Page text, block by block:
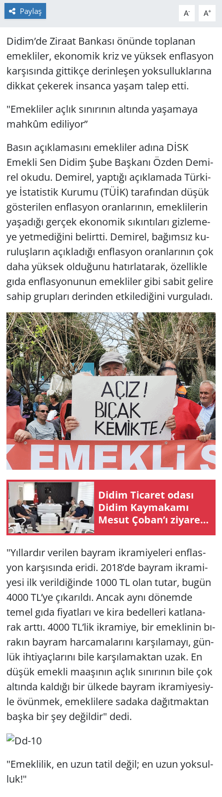
Paylaş A- A+
Didim’de Zi­ra­at Ban­ka­sı önün­de top­la­nan
emek­li­ler, eko­no­mik kriz ve yük­sek enf­las­yon
kar­şı­sın­da git­tik­çe de­rin­le­şen yok­sul­luk­la­rı­na
dik­kat çe­ke­rek in­san­ca yaşam talep etti.
"Emek­li­ler açlık sı­nı­rı­nın al­tın­da ya­şa­ma­ya
mah­kûm edi­li­yor”
Basın açık­la­ma­sı­nı emek­li­ler adına DİSK
Emek­li Sen Didim Şube Baş­ka­nı Özden De­mi­
rel okudu. De­mi­rel, yap­tı­ğı açık­la­ma­da Tür­ki­
ye İsta­tis­tik Ku­ru­mu (TÜİK) ta­ra­fın­dan düşük
gös­te­ri­len enf­las­yon oran­la­rı­nın, emek­li­le­rin
ya­şa­dı­ğı ger­çek eko­no­mik sı­kın­tı­la­rı giz­le­me­
ye yet­me­di­ği­ni be­lirt­ti. De­mi­rel, ba­ğım­sız ku­
ru­luş­la­rın açık­la­dı­ğı enf­las­yon oran­la­rı­nın çok
daha yük­sek ol­du­ğu­nu ha­tır­la­ta­rak, özel­lik­le
gıda enf­las­yo­nu­nun emek­li­ler gibi sabit ge­li­re
sahip grup­la­rı de­rin­den et­ki­le­di­ği­ni vur­gu­la­dı.
Didim Ticaret odası
Didim Kaymakamı
Mesut Çoban’ı ziyaret
etti
"Yıl­lar­dır ve­ri­len bay­ram ik­ra­mi­ye­le­ri enf­las­
yon kar­şı­sın­da eridi. 2018’de bay­ram ik­ra­mi­
ye­si ilk ve­ril­di­ğin­de 1000 TL olan tutar, bugün
4000 TL’ye çı­ka­rıl­dı. Ancak aynı dö­nem­de
temel gıda fi­yat­la­rı ve kira be­del­le­ri kat­la­na­
rak arttı. 4000 TL’lik ik­ra­mi­ye, bir emek­li­nin bı­
ra­kın bay­ram har­ca­ma­la­rı­nı kar­şı­la­ma­yı, gün­
lük ih­ti­yaç­la­rı­nı bile kar­şı­la­mak­tan uzak. En
düşük emek­li ma­aşı­nın açlık sı­nı­rı­nın bile çok
al­tın­da kal­dı­ğı bir ül­ke­de bay­ram ik­ra­mi­ye­siy­
le övün­mek, emek­li­le­re sa­da­ka da­ğıt­mak­tan
başka bir şey de­ğil­dir" dedi.
"Emek­li­lik, en uzun tatil değil; en uzun yok­sul­
luk!"